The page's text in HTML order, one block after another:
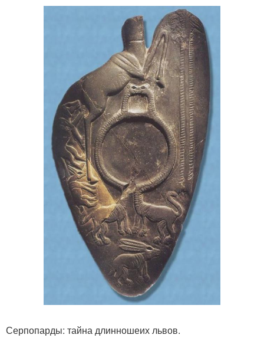
Серпопарды: тайна длинношеих львов.